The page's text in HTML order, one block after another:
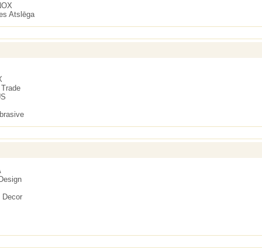
Atslēga
Decor